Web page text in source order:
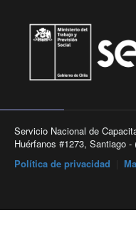
Servicio Nacional de
Huérfanos #1273, Santiago
Política de privacidad